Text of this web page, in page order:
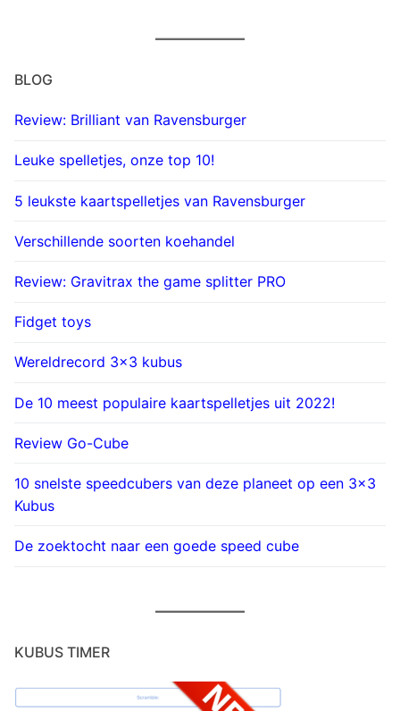
BLOG
Review: Brilliant van Ravensburger
Leuke spelletjes, onze top 10!
5 leukste kaartspelletjes van Ravensburger
Verschillende soorten koehandel
Review: Gravitrax the game splitter PRO
Fidget toys
Wereldrecord 3×3 kubus
De 10 meest populaire kaartspelletjes uit 2022!
Review Go-Cube
10 snelste speedcubers van deze planeet op een 3×3
Kubus
De zoektocht naar een goede speed cube
KUBUS TIMER